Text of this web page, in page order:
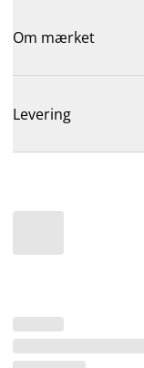
Om mærket
Levering